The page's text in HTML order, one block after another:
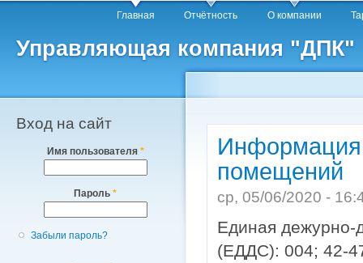
Управляющая компания "ДПК"
Главное менюГлавная Отчётность О компании
Вход на сайт
Имя пользователя *
Пароль *
Забыли пароль?
Информация
помещений
ср, 05/06/2020 -
Единая дежурно-
(ЕДДС): 004; 42-